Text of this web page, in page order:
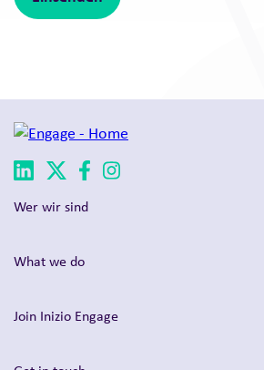
Wer wir sind
What we do
Join Inizio Engage